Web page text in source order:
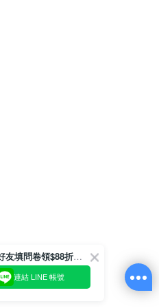
新好友填問卷領$88折扣金
連結 LINE 帳號